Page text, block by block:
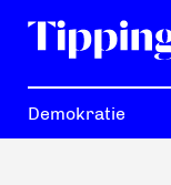
Demokratie